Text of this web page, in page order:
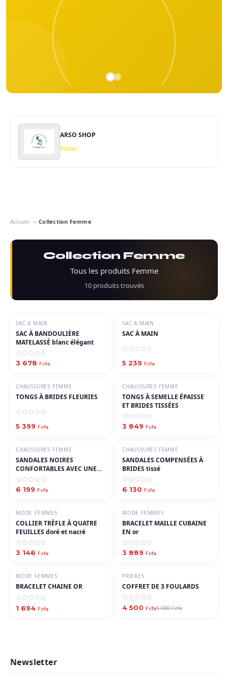
ARSO SHOP
Visiter
Accueil › Collection Femme
Collection Femme
Tous les produits Femme
10 produits trouvés
SAC A MAIN
SAC À BANDOULIÈRE
MATELASSÉ blanc élégant
3 678 Fcfa
SAC A MAIN
SAC À MAIN
5 239 Fcfa
CHAUSSURES FEMME
TONGS À BRIDES FLEURIES
5 399 Fcfa
CHAUSSURES FEMME
TONGS À SEMELLE ÉPAISSE
ET BRIDES TISSÉES
3 849 Fcfa
CHAUSSURES FEMME
SANDALES NOIRES
CONFORTABLES AVEC UNE
semelle compensée, des
brides tissées
6 199 Fcfa
CHAUSSURES FEMME
SANDALES COMPENSÉES À
BRIDES tissé
6 130 Fcfa
MODE FEMMES
COLLIER TRÈFLE À QUATRE
FEUILLES doré et nacré
3 146 Fcfa
MODE FEMMES
BRACELET MAILLE CUBAINE
EN or
3 889 Fcfa
MODE FEMMES
BRACELET CHAINE OR
1 694 Fcfa
−10%
PRIERES
COFFRET DE 3 FOULARDS
4 500 Fcfa5 000 Fcfa
Newsletter